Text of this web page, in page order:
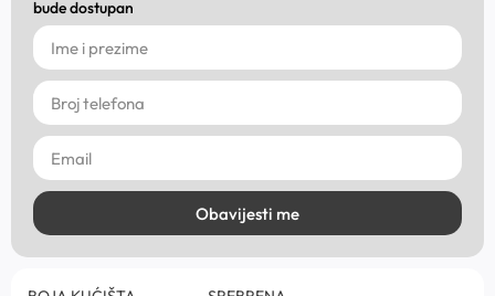
bude dostupan
Obavijesti me